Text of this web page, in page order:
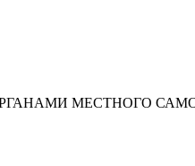
МЕСТНОГО